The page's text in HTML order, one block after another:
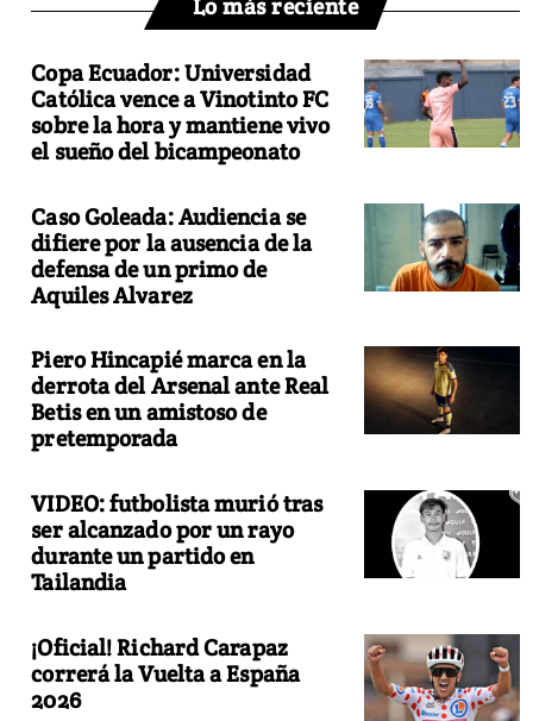
Lo más reciente
Copa Ecuador: Universidad
Católica vence a Vinotinto FC
sobre la hora y mantiene vivo
el sueño del bicampeonato
Caso Goleada: Audiencia se
difiere por la ausencia de la
defensa de un primo de
Aquiles Alvarez
Piero Hincapié marca en la
derrota del Arsenal ante Real
Betis en un amistoso de
pretemporada
VIDEO: futbolista murió tras
ser alcanzado por un rayo
durante un partido en
Tailandia
¡Oficial! Richard Carapaz
correrá la Vuelta a España
2026